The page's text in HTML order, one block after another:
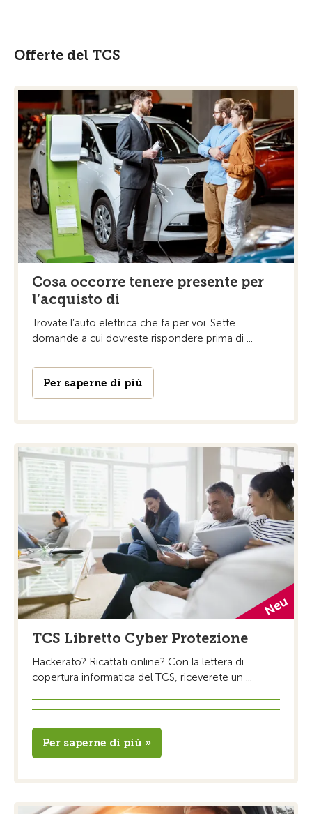
Offerte del TCS
Cosa occorre tenere presente per
l’acquisto di
Trovate l’auto elettrica che fa per voi. Sette
domande a cui dovreste rispondere prima di ...
Per saperne di più
TCS Libretto Cyber Protezione
Hackerato? Ricattati online? Con la lettera di
copertura informatica del TCS, riceverete un ...
Per saperne di più »